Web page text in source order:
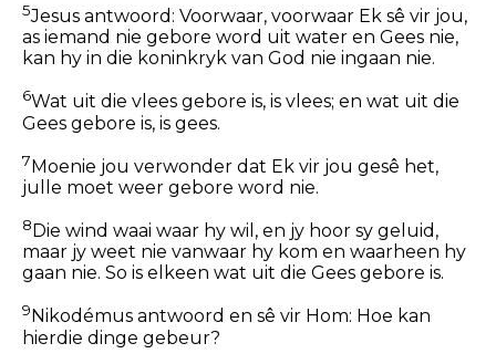
5Jesus antwoord: Voorwaar, voorwaar Ek sê vir jou,
as iemand nie gebore word uit water en Gees nie,
kan hy in die koninkryk van God nie ingaan nie.
6Wat uit die vlees gebore is, is vlees; en wat uit die
Gees gebore is, is gees.
7Moenie jou verwonder dat Ek vir jou gesê het,
julle moet weer gebore word nie.
8 Die wind waai waar hy wil, en jy hoor sy geluid,
maar jy weet nie vanwaar hy kom en waarheen hy
gaan nie. So is elkeen wat uit die Gees gebore is.
9 Nikodémus antwoord en sê vir Hom: Hoe kan
hierdie dinge gebeur?